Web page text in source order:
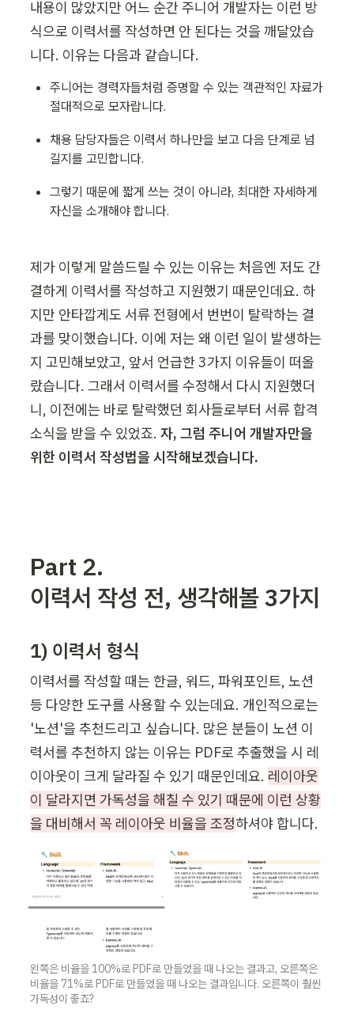
내용이 많았지만 어느 순간 주니어 개발자는 이런 방
식으로 이력서를 작성하면 안 된다는 것을 깨달았습
니다. 이유는 다음과 같습니다.
주니어는 경력자들처럼 증명할 수 있는 객관적인 자료가
절대적으로 모자랍니다.
채용 담당자들은 이력서 하나만을 보고 다음 단계로 넘
길지를 고민합니다.
그렇기 때문에 짧게 쓰는 것이 아니라, 최대한 자세하게
자신을 소개해야 합니다.
제가 이렇게 말씀드릴 수 있는 이유는 처음엔 저도 간
결하게 이력서를 작성하고 지원했기 때문인데요. 하
지만 안타깝게도 서류 전형에서 번번이 탈락하는 결
과를 맞이했습니다. 이에 저는 왜 이런 일이 발생하는
지 고민해보았고, 앞서 언급한 3가지 이유들이 떠올
랐습니다. 그래서 이력서를 수정해서 다시 지원했더
니, 이전에는 바로 탈락했던 회사들로부터 서류 합격
소식을 받을 수 있었죠. 자, 그럼 주니어 개발자만을
위한 이력서 작성법을 시작해보겠습니다.
Part 2.
이력서 작성 전, 생각해볼 3가지
1) 이력서 형식
이력서를 작성할 때는 한글, 워드, 파워포인트, 노션
등 다양한 도구를 사용할 수 있는데요. 개인적으로는
'노션'을 추천드리고 싶습니다. 많은 분들이 노션 이
력서를 추천하지 않는 이유는 PDF로 추출했을 시 레
이아웃이 크게 달라질 수 있기 때문인데요. 레이아웃
이 달라지면 가독성을 해칠 수 있기 때문에 이런 상황
을 대비해서 꼭 레이아웃 비율을 조정하셔야 합니다.
왼쪽은 비율을 100%로 PDF로 만들었을 때 나오는 결과고, 오른쪽은
비율을 71%로 PDF로 만들었을 때 나오는 결과입니다. 오른쪽이 훨씬
가독성이 좋죠?